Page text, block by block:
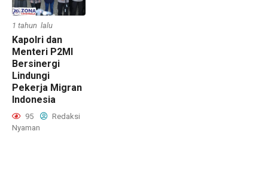
1 tahun lalu
Kapolri dan
Menteri P2MI
Bersinergi
Lindungi
Pekerja Migran
Indonesia
95
Redaksi
Nyaman